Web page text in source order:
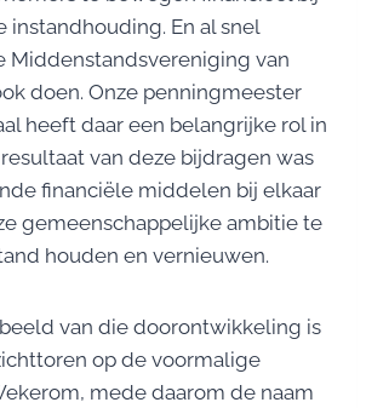
instandhouding. En al snel
Middenstandsvereniging van
doen. Onze penningmeester
heeft daar een belangrijke rol in
van deze bijdragen was
financiële middelen bij elkaar
gemeenschappelijke ambitie te
houden en vernieuwen.
van die doorontwikkeling is
op de voormalige
mede daarom de naam